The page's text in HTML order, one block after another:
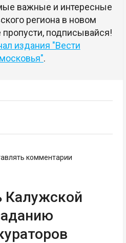
важные и интересные
региона в новом
подписывайся!
издания "Вести
.
комментарии